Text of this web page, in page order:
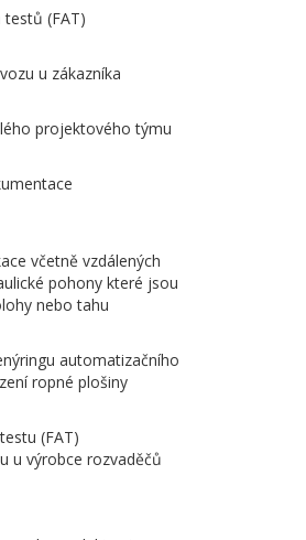
testů (FAT)
u zákazníka
projektového týmu
včetně vzdálených
pohony které jsou
nebo tahu
automatizačního
ropné plošiny
(FAT)
u výrobce rozvaděčů